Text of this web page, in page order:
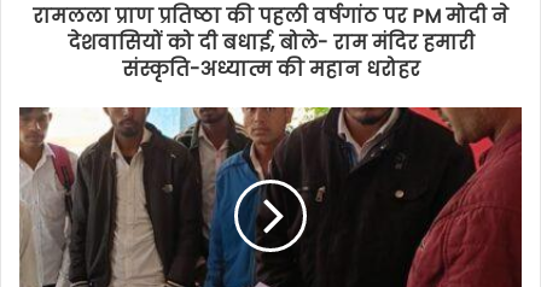
रामलला प्राण प्रतिष्ठा की पहली वर्षगांठ पर PM मोदी ने
देशवासियों को दी बधाई, बोले- राम मंदिर हमारी
संस्कृति-अध्यात्म की महान धरोहर